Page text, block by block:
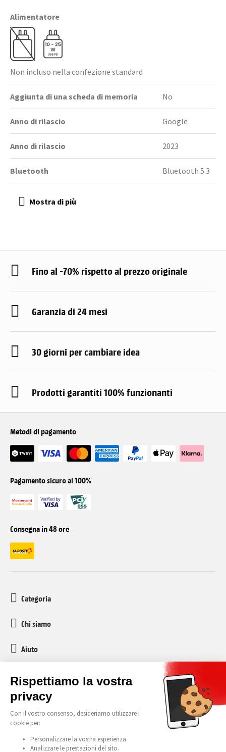
Alimentatore
Non incluso nella confezione standard
Aggiunta di una scheda di memoria No
Anno di rilascio Google
Anno di rilascio 2023
Bluetooth Bluetooth 5.3
Fino al -70% rispetto al prezzo originale
Garanzia di 24 mesi
30 giorni per cambiare idea
Prodotti garantiti 100% funzionanti
Metodi di pagamento
Pagamento sicuro al 100%
Consegna in 48 ore
Categoria
Chi siamo
Aiuto
media-markt-refurbished@recommerce.com
Lunedì-Venerdì 08:00-17:00